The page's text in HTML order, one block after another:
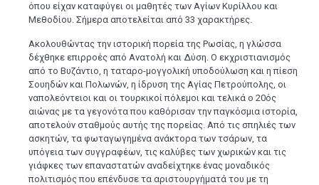
όπου είχαν καταφύγει οι μαθητές των Αγίων Κυρίλλου και
Μεθοδίου. Σήμερα αποτελείται από 33 χαρακτήρες.
Ακολουθώντας την ιστορική πορεία της Ρωσίας, η γλώσσα
δέχθηκε επιρροές από Ανατολή και Δύση. Ο εκχριστιανισμός
από το Βυζάντιο, η ταταρο-μογγολική υποδούλωση και η πίεση
Σουηδών και Πολωνών, η ίδρυση της Αγίας Πετρούπολης, οι
ναπολεόντειοι και οι τουρκικοί πόλεμοι και τελικά ο 20ός
αιώνας με τα γεγονότα που καθόρισαν την παγκόσμια ιστορία,
αποτελούν σταθμούς αυτής της πορείας. Από τις σπηλιές των
ασκητών, τα φωταγωγημένα ανάκτορα των τσάρων, τα
υπόγεια των συγγραφέων, τις καλύβες των χωρικών και τις
γιάφκες των επαναστατών αναδείχτηκε ένας μοναδικός
πολιτισμός που επένδυσε τα αριστουργήματά του με τη